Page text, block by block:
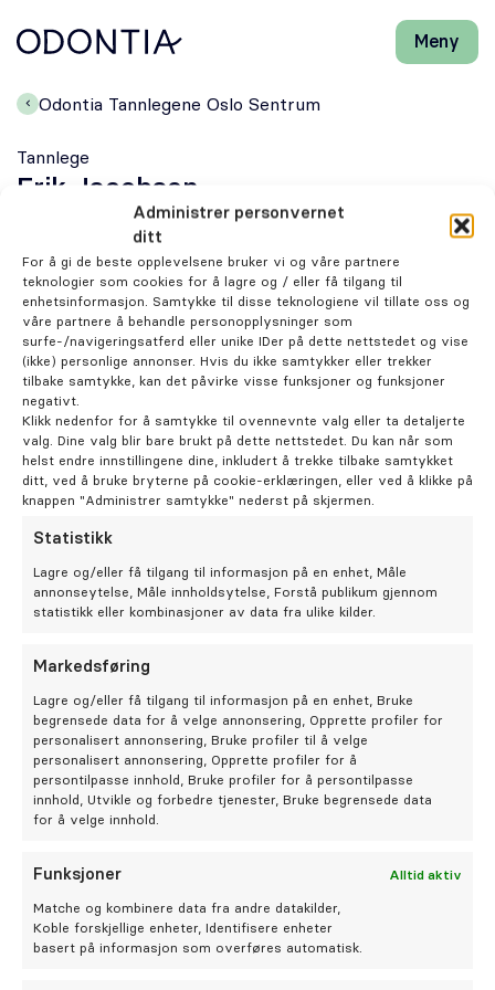
Administrer personvernet
ditt
For å gi de beste opplevelsene bruker vi og våre partnere
teknologier som cookies for å lagre og / eller få tilgang til
enhetsinformasjon. Samtykke til disse teknologiene vil tillate oss og
våre partnere å behandle personopplysninger som
surfe-/navigeringsatferd eller unike IDer på dette nettstedet og vise
(ikke) personlige annonser. Hvis du ikke samtykker eller trekker
tilbake samtykke, kan det påvirke visse funksjoner og funksjoner
negativt.
Klikk nedenfor for å samtykke til ovennevnte valg eller ta detaljerte
valg. Dine valg blir bare brukt på dette nettstedet. Du kan når som
helst endre innstillingene dine, inkludert å trekke tilbake samtykket
ditt, ved å bruke bryterne på cookie-erklæringen, eller ved å klikke på
knappen "Administrer samtykke" nederst på skjermen.
Statistikk
Lagre og/eller få tilgang til informasjon på en enhet, Måle
annonseytelse, Måle innholdsytelse, Forstå publikum gjennom
statistikk eller kombinasjoner av data fra ulike kilder.
Markedsføring
Lagre og/eller få tilgang til informasjon på en enhet, Bruke
begrensede data for å velge annonsering, Opprette profiler for
personalisert annonsering, Bruke profiler til å velge
personalisert annonsering, Opprette profiler for å
persontilpasse innhold, Bruke profiler for å persontilpasse
innhold, Utvikle og forbedre tjenester, Bruke begrensede data
for å velge innhold.
Funksjoner Alltid aktiv
Matche og kombinere data fra andre datakilder,
Koble forskjellige enheter, Identifisere enheter
basert på informasjon som overføres automatisk.
page
Meny
Lukk
Henviser
Periodonti
Endodonti
Kjeveortopedi
Oral kirurgi
Oral protetikk
Om oss
Stilling ledig
Om Odontia Tannlegene
Selge tannlegepraksis?
Kontakt oss
Odontia Tannlegene Oslo Sentrum
Tannlege
Erik Jacobsen
Om behandlingen
På tide med en tannlegetime?
Hos tannlege Erik Jacobsen blir du godt
ivaretatt.
Bestill time hos Erik